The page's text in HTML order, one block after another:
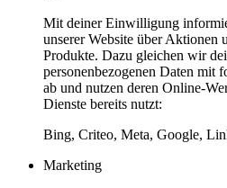
Mit deiner Einwilligung
unserer Website über Aktionen
Produkte. Dazu gleichen wir
personenbezogenen Daten mit
ab und nutzen deren Online-
Dienste bereits nutzt:
Bing, Criteo, Meta, Google,
Marketing